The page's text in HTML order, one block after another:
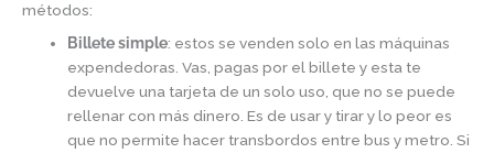
métodos:
Billete simple: estos se venden solo en las máquinas
expendedoras. Vas, pagas por el billete y esta te
devuelve una tarjeta de un solo uso, que no se puede
rellenar con más dinero. Es de usar y tirar y lo peor es
que no permite hacer transbordos entre bus y metro. Si